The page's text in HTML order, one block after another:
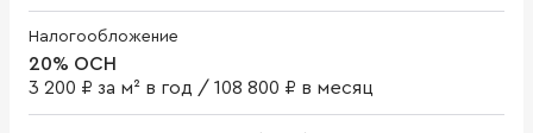
Налогообложение
20% ОСН
3 200 ₽ за м² в год / 108 800 ₽ в месяц